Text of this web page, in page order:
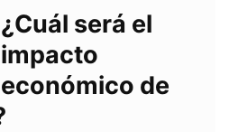
¿Cuál será el
impacto
económico de